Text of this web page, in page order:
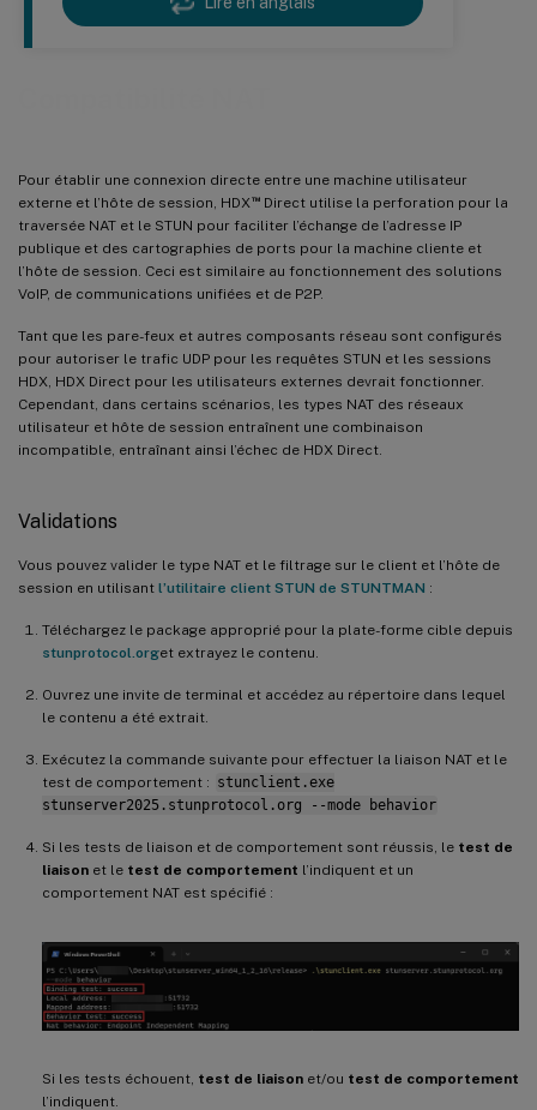
Pour établir une connexion directe entre une machine utilisateur
externe et l’hôte de session, HDX ™Direct utilise la perforation pour la
traversée NAT et le STUN pour faciliter l’échange de l’adresse IP
publique et des cartographies de ports pour la machine cliente et
l’hôte de session. Ceci est similaire au fonctionnement des solutions
VoIP, de communications unifiées et de P2P.
Tant que les pare-feux et autres composants réseau sont configurés
pour autoriser le trafic UDP pour les requêtes STUN et les sessions
HDX, HDX Direct pour les utilisateurs externes devrait fonctionner.
Cependant, dans certains scénarios, les types NAT des réseaux
utilisateur et hôte de session entraînent une combinaison
incompatible, entraînant ainsi l’échec de HDX Direct.
Validations
Vous pouvez valider le type NAT et le filtrage sur le client et l’hôte de
session en utilisant l’utilitaire client STUN de STUNTMAN :
Téléchargez le package approprié pour la plate-forme cible depuis
stunprotocol.orget extrayez le contenu.
Ouvrez une invite de terminal et accédez au répertoire dans lequel
le contenu a été extrait.
Exécutez la commande suivante pour effectuer la liaison NAT et le
test de comportement : stunclient.exe
stunserver2025.stunprotocol.org --mode behavior
Si les tests de liaison et de comportement sont réussis, le test de
liaison et le test de comportement l’indiquent et un
comportement NAT est spécifié :
Si les tests échouent, test de liaison et/ou test de comportement
l’indiquent.